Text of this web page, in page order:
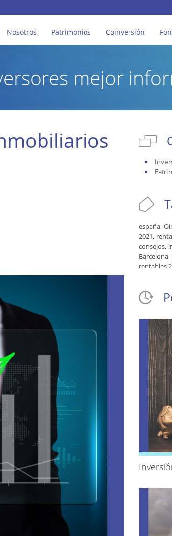
Nosotros Patrimonios Coinversión
mejor
españa,
2021,
consejos,
Barcelona,
rentables